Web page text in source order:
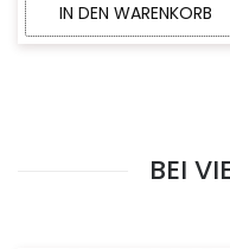
IN DEN WARENKORB
BEI